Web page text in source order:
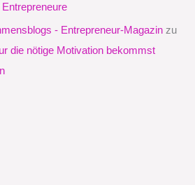
- Entrepreneur-Magazin zu
die nötige Motivation bekommst